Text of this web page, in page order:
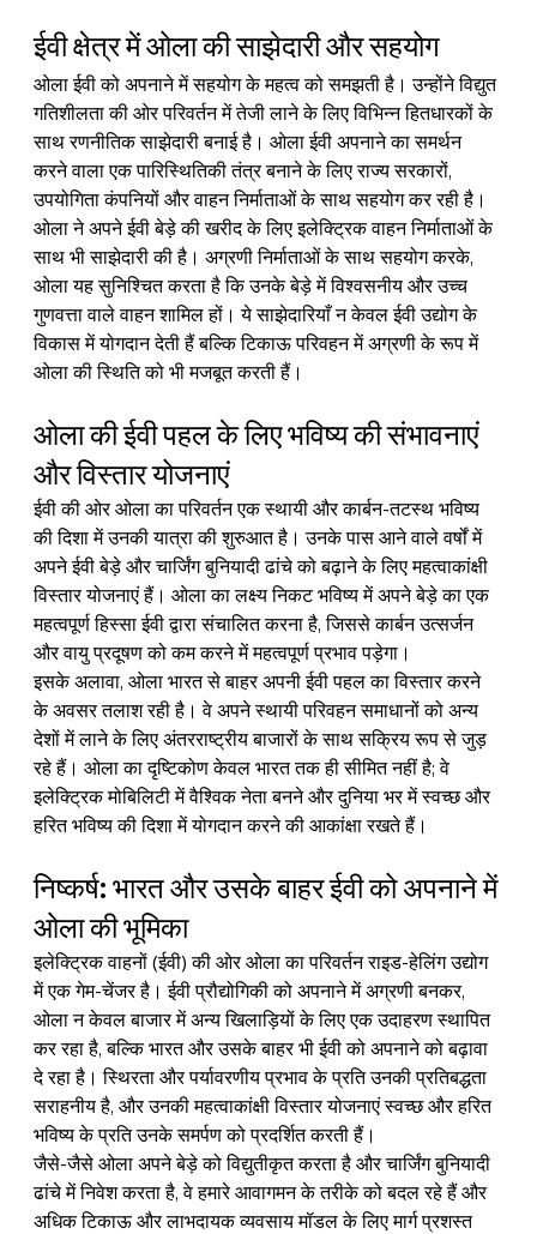
ईवी क्षेत्र में ओला की साझेदारी और सहयोग
ओला ईवी को अपनाने में सहयोग के महत्व को समझती है। उन्होंने विद्युत
गतिशीलता की ओर परिवर्तन में तेजी लाने के लिए विभिन्न हितधारकों के
साथ रणनीतिक साझेदारी बनाई है। ओला ईवी अपनाने का समर्थन
करने वाला एक पारिस्थितिकी तंत्र बनाने के लिए राज्य सरकारों,
उपयोगिता कंपनियों और वाहन निर्माताओं के साथ सहयोग कर रही है।
ओला ने अपने ईवी बेड़े की खरीद के लिए इलेक्ट्रिक वाहन निर्माताओं के
साथ भी साझेदारी की है। अग्रणी निर्माताओं के साथ सहयोग करके,
ओला यह सुनिश्चित करता है कि उनके बेड़े में विश्वसनीय और उच्च
गुणवत्ता वाले वाहन शामिल हों। ये साझेदारियाँ न केवल ईवी उद्योग के
विकास में योगदान देती हैं बल्कि टिकाऊ परिवहन में अग्रणी के रूप में
ओला की स्थिति को भी मजबूत करती हैं।
ओला की ईवी पहल के लिए भविष्य की संभावनाएं
और विस्तार योजनाएं
ईवी की ओर ओला का परिवर्तन एक स्थायी और कार्बन-तटस्थ भविष्य
की दिशा में उनकी यात्रा की शुरुआत है। उनके पास आने वाले वर्षों में
अपने ईवी बेड़े और चार्जिंग बुनियादी ढांचे को बढ़ाने के लिए महत्वाकांक्षी
विस्तार योजनाएं हैं। ओला का लक्ष्य निकट भविष्य में अपने बेड़े का एक
महत्वपूर्ण हिस्सा ईवी द्वारा संचालित करना है, जिससे कार्बन उत्सर्जन
और वायु प्रदूषण को कम करने में महत्वपूर्ण प्रभाव पड़ेगा।
इसके अलावा, ओला भारत से बाहर अपनी ईवी पहल का विस्तार करने
के अवसर तलाश रही है। वे अपने स्थायी परिवहन समाधानों को अन्य
देशों में लाने के लिए अंतरराष्ट्रीय बाजारों के साथ सक्रिय रूप से जुड़
रहे हैं। ओला का दृष्टिकोण केवल भारत तक ही सीमित नहीं है; वे
इलेक्ट्रिक मोबिलिटी में वैश्विक नेता बनने और दुनिया भर में स्वच्छ और
हरित भविष्य की दिशा में योगदान करने की आकांक्षा रखते हैं।
निष्कर्ष: भारत और उसके बाहर ईवी को अपनाने में
ओला की भूमिका
इलेक्ट्रिक वाहनों (ईवी) की ओर ओला का परिवर्तन राइड-हेलिंग उद्योग
में एक गेम-चेंजर है। ईवी प्रौद्योगिकी को अपनाने में अग्रणी बनकर,
ओला न केवल बाजार में अन्य खिलाड़ियों के लिए एक उदाहरण स्थापित
कर रहा है, बल्कि भारत और उसके बाहर भी ईवी को अपनाने को बढ़ावा
दे रहा है। स्थिरता और पर्यावरणीय प्रभाव के प्रति उनकी प्रतिबद्धता
सराहनीय है, और उनकी महत्वाकांक्षी विस्तार योजनाएं स्वच्छ और हरित
भविष्य के प्रति उनके समर्पण को प्रदर्शित करती हैं।
जैसे-जैसे ओला अपने बेड़े को विद्युतीकृत करता है और चार्जिंग बुनियादी
ढांचे में निवेश करता है, वे हमारे आवागमन के तरीके को बदल रहे हैं और
अधिक टिकाऊ और लाभदायक व्यवसाय मॉडल के लिए मार्ग प्रशस्त